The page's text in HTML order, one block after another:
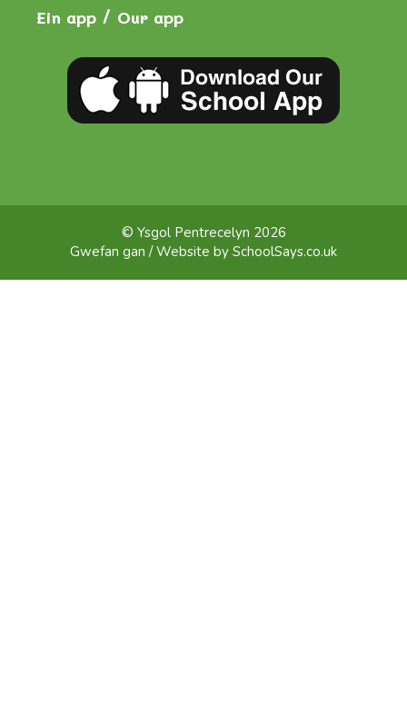
Ein app / Our app
© Ysgol Pentrecelyn 2026
Gwefan gan / Website by SchoolSays.co.uk